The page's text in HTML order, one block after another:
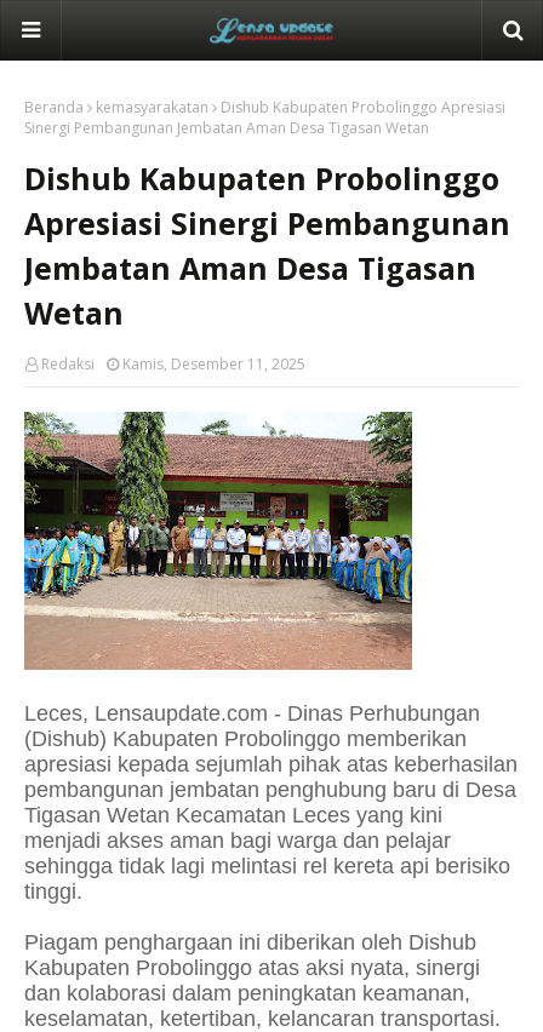
Beranda kemasyarakatan
Dishub Kabupaten Probolinggo Apresiasi
Sinergi Pembangunan Jembatan Aman Desa Tigasan Wetan
Dishub Kabupaten Probolinggo
Apresiasi Sinergi Pembangunan
Jembatan Aman Desa Tigasan
Wetan
Redaksi Kamis, Desember 11, 2025
Leces, Lensaupdate.com - Dinas Perhubungan
(Dishub) Kabupaten Probolinggo memberikan
apresiasi kepada sejumlah pihak atas keberhasilan
pembangunan jembatan penghubung baru di Desa
Tigasan Wetan Kecamatan Leces yang kini
menjadi akses aman bagi warga dan pelajar
sehingga tidak lagi melintasi rel kereta api berisiko
tinggi.
Piagam penghargaan ini diberikan oleh Dishub
Kabupaten Probolinggo atas aksi nyata, sinergi
dan kolaborasi dalam peningkatan keamanan,
keselamatan, ketertiban, kelancaran transportasi.